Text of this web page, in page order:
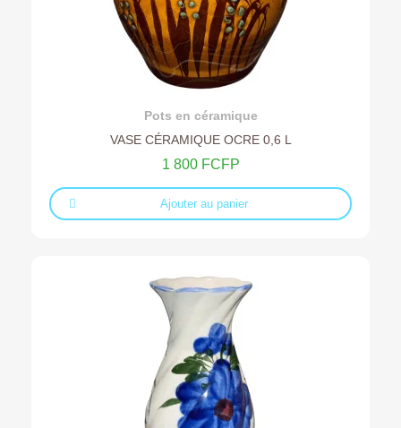
Ajouter au devis
Pots en céramique
VASE CÉRAMIQUE OCRE 0,6 L
1 800 FCFP
Ajouter au panier